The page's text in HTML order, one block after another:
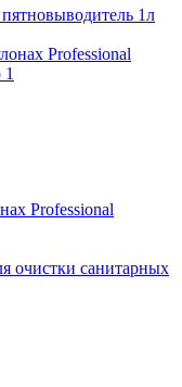
1л
Professional